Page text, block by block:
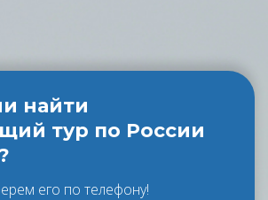
найти
тур по России
его по телефону!